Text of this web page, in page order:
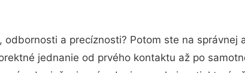
a precíznosti? Potom ste na správnej
jednanie od prvého kontaktu až po